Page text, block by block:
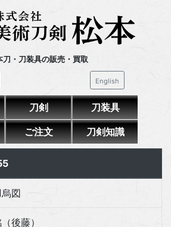
刀・刀装具の販売・買取
English
刀剣 刀装具
ご注文 刀剣知識
図
後藤）